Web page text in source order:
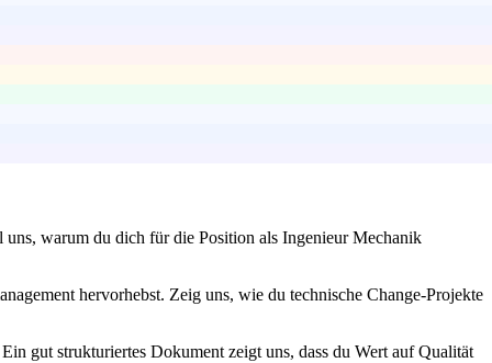
warum du dich für die Position als Ingenieur Mechanik
hervorhebst. Zeig uns, wie du technische Change-Projekte
gut strukturiertes Dokument zeigt uns, dass du Wert auf Qualität